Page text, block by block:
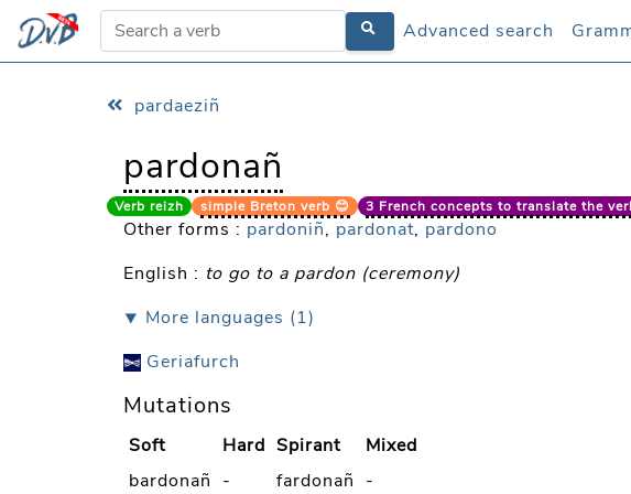
Advanced search
Advanced search
pardaeziñ
pardonañ
Verb reizh simple Breton verb 😊 3 French concepts to translate the
Other forms : pardoniñ, pardonat, pardono
English : to go to a pardon (ceremony)
⯆ More languages (1)
Geriafurch
Mutations
Soft Hard Spirant
Mixed
bardonañ - fardonañ -